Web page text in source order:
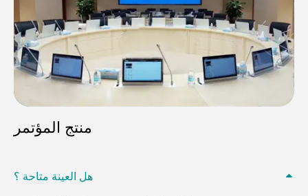
منتج المؤتمر
هل العينة متاحة ؟